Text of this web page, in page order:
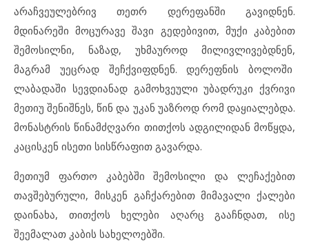
არაჩვეულებრივ თეთრ დერეფანში გავიდნენ.
მდინარეში მოცურავე შავი გედებივით, მუქი კაბებით
შემოსილნი, ნაზად, უხმაუროდ მილივლივებდნენ,
მაგრამ უეცრად შეჩქვიფდნენ. დერეფნის ბოლოში
ლაბადაში სევდიანად გამოხვეული უბადრუკი ქვრივი
მეთიუ შენიშნეს, წინ და უკან უაზროდ რომ დაყიალებდა.
მონასტრის წინამძღვარი თითქოს ადგილიდან მოწყდა,
კაცისკენ ისეთი სისწრაფით გავარდა.
მეთიუმ ფართო კაბებში შემოსილი და ლეჩაქებით
თავშებურული, მისკენ გაჩქარებით მიმავალი ქალები
დაინახა, თითქოს ხელები აღარც გააჩნდათ, ისე
შეემალათ კაბის სახელოებში.